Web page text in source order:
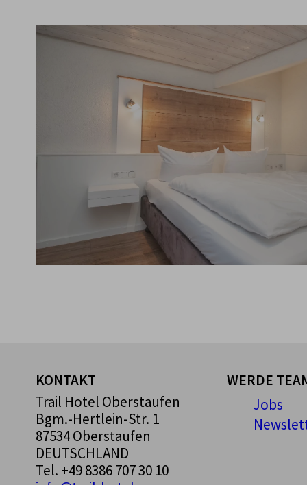
KONTAKT
Trail Hotel Oberstaufen
Bgm.-Hertlein-Str. 1
87534 Oberstaufen
DEUTSCHLAND
Tel. +49 8386 707 30 10
WERDE
Jobs